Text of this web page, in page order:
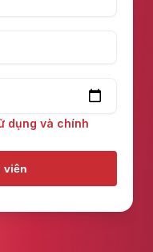
dụng và chính
viên